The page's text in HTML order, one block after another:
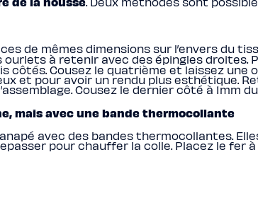
de mêmes dimensions sur l’envers du
à retenir avec des épingles droites.
côtés. Cousez le quatrième et laissez
et pour avoir un rendu plus esthétique.
Cousez le dernier côté à 1mm
mais avec une bande thermocollante
avec des bandes thermocollantes.
pour chauffer la colle. Placez le fer